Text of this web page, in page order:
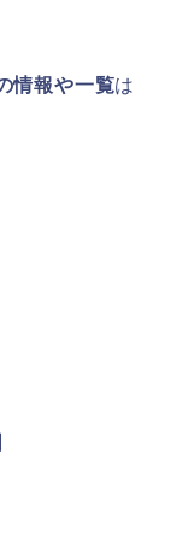
情報や一覧は